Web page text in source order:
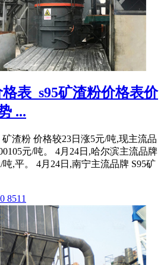
表_s95矿渣粉价格表价
...
渣粉 价格较23日涨5元/吨,现主流品
元/吨。 4月24日,哈尔滨主流品牌
吨,平。 4月24日,南宁主流品牌 S95矿
8511